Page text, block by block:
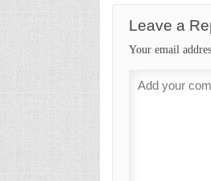
Leave a
Your email